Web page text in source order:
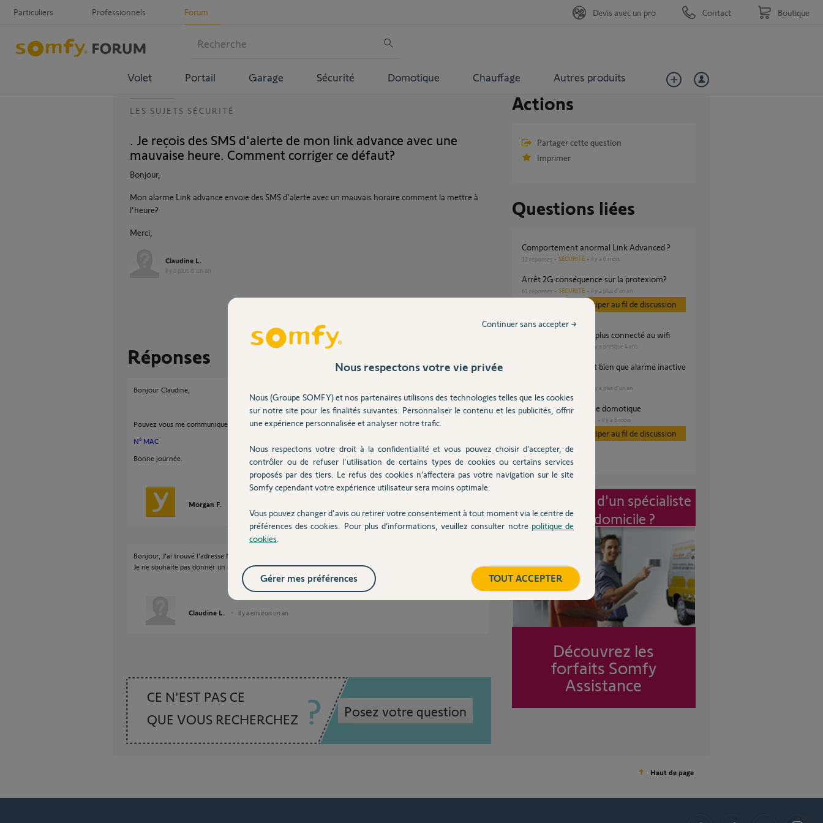
Particuliers Professionnels Forum
Volet Portail Garage Sécurité Domotique Chauffage Autres produits
Devis avec un pro Contact Boutique
LES SUJETS SÉCURITÉ
. Je reçois des SMS d'alerte de mon link advance avec une
mauvaise heure. Comment corriger ce défaut?
Bonjour,
Mon alarme Link advance envoie des SMS d'alerte avec un mauvais horaire comment la mettre à
l'heure?
Merci,
Claudine L.
il y a plus d'un an
Participer au fil de discussion
Réponses
Bonjour Claudine,
Pouvez vous me communiquer le N° MAC de votre alarme.
N° MAC
Bonne journée.
Morgan F.
Bonjour, J'ai trouvé l'adresse MAC. Mais est-ce une conversation privée et qui le répond?
Je ne souhaite pas donner un renseignement personnel à toute la communauté Somfy...
Claudine L. il y a environ un an
CE N'EST PAS CE
QUE VOUS RECHERCHEZ
Posez votre question
Actions
Partager cette question
Imprimer
Questions liées
Comportement anormal Link Advanced ?
12 réponses SÉCURITÉ il y a 6 mois
arrêt 2G conséquence sur la protexiom?
61 réponses SÉCURITÉ il y a plus d'un an
Participer au fil de discussion
Link advanced n'est plus connecté au wifi
il y a presque 4 ans
il y a plus d'un an
Intégration optimisée domotique
DOMOTIQUE il y a 8 mois
Participer au fil de discussion
Intervention d'un spécialiste
à mon domicile ?
Découvrez les
forfaits Somfy
Assistance
Haut de page
Nous respectons votre vie privée
Nous (Groupe SOMFY) et nos partenaires utilisons des technologies telles que les cookies
sur notre site pour les finalités suivantes: Personnaliser le contenu et les publicités, offrir
une expérience personnalisée et analyser notre trafic.
Nous respectons votre droit à la confidentialité et vous pouvez choisir d’accepter, de
contrôler ou de refuser l'utilisation de certains types de cookies ou certains services
proposés par des tiers. Le refus des cookies n’affectera pas votre navigation sur le site
Somfy cependant votre expérience utilisateur sera moins optimale.
Vous pouvez changer d'avis ou retirer votre consentement à tout moment via le centre de
préférences des cookies. Pour plus d’informations, veuillez consulter notre politique de
cookies
Continuer sans accepter →
TOUT ACCEPTER
Gérer mes préférences